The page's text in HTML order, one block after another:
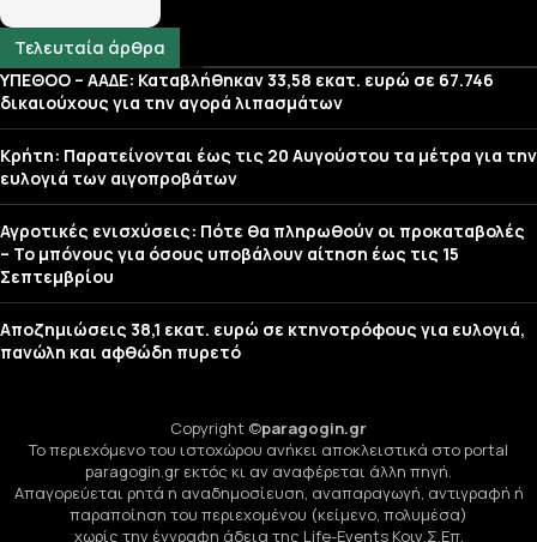
Τελευταία άρθρα
ΥΠΕΘΟΟ – ΑΑΔΕ: Καταβλήθηκαν 33,58 εκατ. ευρώ σε 67.746
δικαιούχους για την αγορά λιπασμάτων
Κρήτη: Παρατείνονται έως τις 20 Αυγούστου τα μέτρα για την
ευλογιά των αιγοπροβάτων
Αγροτικές ενισχύσεις: Πότε θα πληρωθούν οι προκαταβολές
– Το μπόνους για όσους υποβάλουν αίτηση έως τις 15
Σεπτεμβρίου
Αποζημιώσεις 38,1 εκατ. ευρώ σε κτηνοτρόφους για ευλογιά,
πανώλη και αφθώδη πυρετό
Copyright ©paragogin.gr
Το περιεχόμενο του ιστοχώρου ανήκει αποκλειστικά στο portal
paragogin.gr εκτός κι αν αναφέρεται άλλη πηγή.
Απαγορεύεται ρητά η αναδημοσίευση, αναπαραγωγή, αντιγραφή ή
παραποίηση του περιεχομένου (κείμενο, πολυμέσα)
χωρίς την έγγραφη άδεια της Life-Events Κοιν.Σ.Επ.